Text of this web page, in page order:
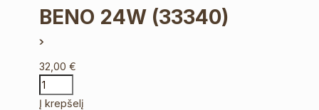
BENO 24W (33340)
32,00€
Į krepšelį